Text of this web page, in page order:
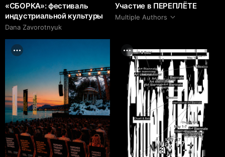
«СБОРКА»: фестиваль
индустриальной культуры
Dana Zavorotnyuk
Участие в ПЕРЕПЛЁТЕ
Multiple Authors